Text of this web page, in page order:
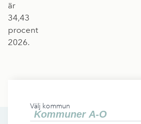
är
34,43
procent
2026.
Välj kommun